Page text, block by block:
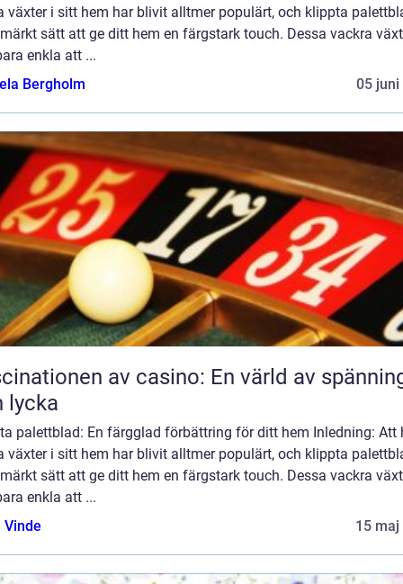
växter i sitt hem har blivit alltmer populärt, och klippta
sätt att ge ditt hem en färgstark touch. Dessa vackra
enkla att ...
Bergholm
05 juni
av casino: En värld av
lycka
palettblad: En färgglad förbättring för ditt hem Inledning: Att
växter i sitt hem har blivit alltmer populärt, och klippta
sätt att ge ditt hem en färgstark touch. Dessa vackra
enkla att ...
Vinde
15 maj